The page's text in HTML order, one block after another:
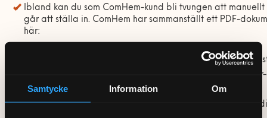
Samtycke Information Om
Ibland kan du som ComHem-kund bli tvungen att manuellt
går att ställa in. ComHem har sammanställt ett PDF-
här:
http://comhem-assets.azureedge.net/2zxwgcm7u48q/
tv/32fce75ab3f4d0c49ff94486ce411861/grundinstallningar-
Verkar det här för komplicerat? Gl lper